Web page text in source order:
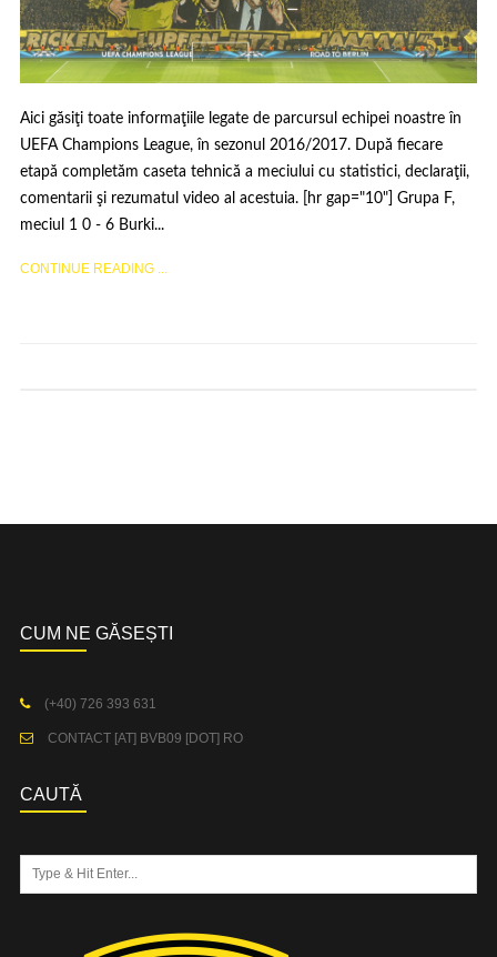
Aici găsiţi toate informaţiile legate de parcursul echipei noastre în
UEFA Champions League, în sezonul 2016/2017. După fiecare
etapă completăm caseta tehnică a meciului cu statistici, declaraţii,
comentarii şi rezumatul video al acestuia. [hr gap="10"] Grupa F,
meciul 1 0 - 6 Burki...
CONTINUE READING ...
CUM NE GĂSEȘTI
(+40) 726 393 631
CONTACT [AT] BVB09 [DOT] RO
CAUTĂ